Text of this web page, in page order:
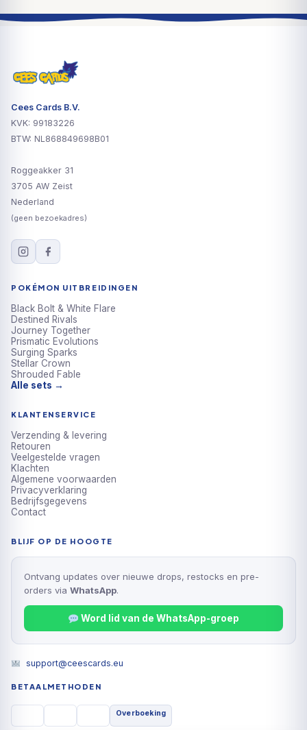
Cees Cards B.V.
KVK: 99183226
BTW: NL868849698B01
Roggeakker 31
3705 AW Zeist
Nederland
(geen bezoekadres)
POKÉMON UITBREIDINGEN
Black Bolt & White Flare
Destined Rivals
Journey Together
Prismatic Evolutions
Surging Sparks
Stellar Crown
Shrouded Fable
Alle sets →
KLANTENSERVICE
Verzending & levering
Retouren
Veelgestelde vragen
Klachten
Algemene voorwaarden
Privacyverklaring
Bedrijfsgegevens
Contact
BLIJF OP DE HOOGTE
Ontvang updates over nieuwe drops, restocks en pre-
orders via WhatsApp
Word lid van de WhatsApp-groep
support@ceescards.eu
BETAALMETHODEN
Overboeking